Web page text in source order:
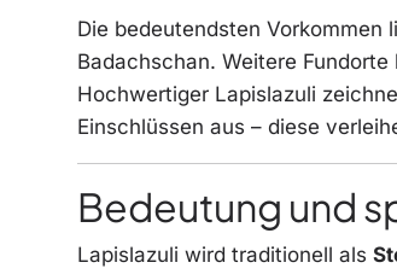
Die bedeutendsten Vorkommen
Badachschan. Weitere
Hochwertiger Lapislazuli
Einschlüssen aus – diese
Bedeutung und
Lapislazuli wird traditionell als